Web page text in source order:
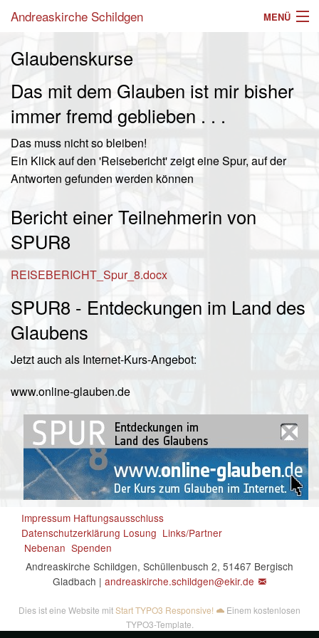
Andreaskirche Schildgen MENÜ
Einrichtungen
Gottesdienste
Gemeinde
Mitarbeiter
Im Laufe des Lebens
Suche
Glaubenskurse
Das mit dem Glauben ist mir bisher
immer fremd geblieben . . .
Das muss nicht so bleiben!
Ein Klick auf den 'Reisebericht' zeigt eine Spur, auf der
Antworten gefunden werden können
Bericht einer Teilnehmerin von
SPUR8
REISEBERICHT_Spur_8.docx
SPUR8 - Entdeckungen im Land des
Glaubens
Jetzt auch als Internet-Kurs-Angebot:
www.online-glauben.de
Impressum Haftungsausschluss
Datenschutzerklärung Losung Links/Partner
Nebenan Spenden
Andreaskirche Schildgen, Schüllenbusch 2, 51467 Bergisch
Gladbach |andreaskirche.schildgen@ekir.de
Dies ist eine Website mitStart TYPO3 Responsive!
Einem kostenlosen
TYPO3-Template.